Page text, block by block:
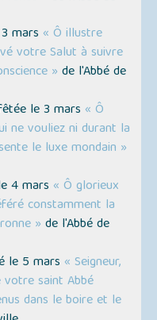
mars « Ô illustre
votre Salut à suivre
» de l'Abbé de
le 3 mars « Ô
ne vouliez ni durant la
le luxe mondain »
4 mars « Ô glorieux
constamment la
» de l'Abbé de
le 5 mars « Seigneur,
votre saint Abbé
dans le boire et le